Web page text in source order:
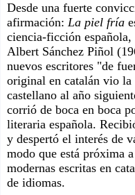
Desde una fuerte
afirmación: La piel fría
ciencia-ficción
Albert Sánchez Piñol
nuevos escritores "de
original en catalán vio
castellano al año
corrió de boca en boca
literaria española.
y despertó el interés de
modo que está próxima
modernas escritas en
de idiomas.